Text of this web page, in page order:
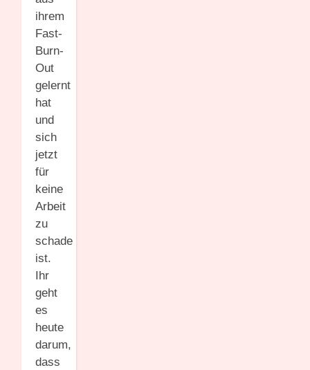
ihrem
Fast-
Burn-
Out
gelernt
hat
und
sich
jetzt
für
keine
Arbeit
zu
schade
ist.
Ihr
geht
es
heute
darum,
dass